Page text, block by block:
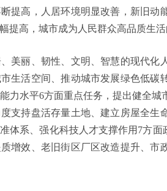
提高，人居环境明显改善，新旧动
提高，城市成为人民群众高品质生活
丽、韧性、文明、智慧的现代化
生活空间、推动城市发展绿色低碳
力水平6方面重点任务，提出健全
支持盘活存量土地、建立房屋全生
体系、强化科技人才支撑作用7方面
增效、老旧街区厂区改造提升、市